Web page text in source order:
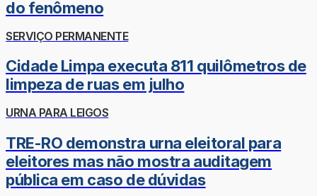
do fenômeno
SERVIÇO PERMANENTE
Cidade Limpa executa 811 quilômetros de
limpeza de ruas em julho
URNA PARA LEIGOS
TRE-RO demonstra urna eleitoral para
eleitores mas não mostra auditagem
pública em caso de dúvidas